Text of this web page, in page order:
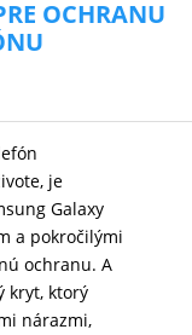
OCHRANU
je
Galaxy
a pokročilými
ochranu. A
kryt, ktorý
nárazmi,